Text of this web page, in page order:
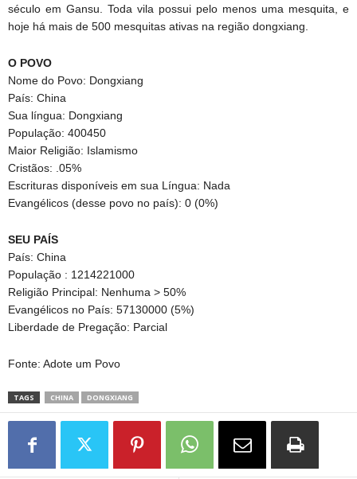
século em Gansu. Toda vila possui pelo menos uma mesquita, e
hoje há mais de 500 mesquitas ativas na região dongxiang.
O POVO
Nome do Povo: Dongxiang
País: China
Sua língua: Dongxiang
População: 400450
Maior Religião: Islamismo
Cristãos: .05%
Escrituras disponíveis em sua Língua: Nada
Evangélicos (desse povo no país): 0 (0%)
SEU PAÍS
País: China
População : 1214221000
Religião Principal: Nenhuma > 50%
Evangélicos no País: 57130000 (5%)
Liberdade de Pregação: Parcial
Fonte: Adote um Povo
TAGS CHINA DONGXIANG